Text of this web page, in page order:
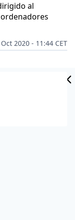
al
2020 - 11:44 CET